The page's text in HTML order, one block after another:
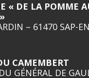
« DE LA POMME
– 61470 SAP-
CAMEMBERT
GÉNÉRAL DE